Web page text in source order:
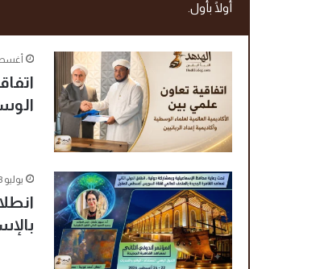
أولًا بأول.
أغسطس
يوليو 23, 2026